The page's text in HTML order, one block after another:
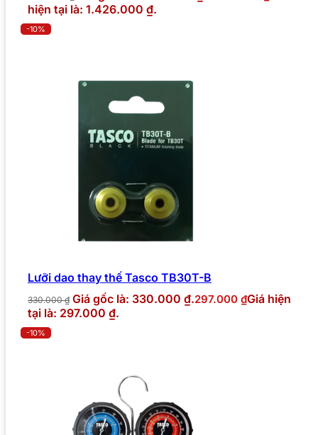
hiện tại là: 1.426.000 ₫.
-10%
Lưỡi dao thay thế Tasco TB30T-B
330.000₫ Giá gốc là: 330.000 ₫.297.000 ₫Giá hiện
tại là: 297.000 ₫.
-10%